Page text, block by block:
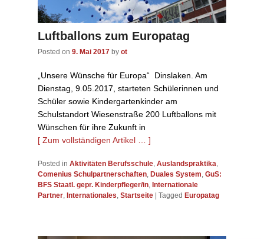
Luftballons zum Europatag
Posted on 9. Mai 2017 by ot
„Unsere Wünsche für Europa“ Dinslaken. Am
Dienstag, 9.05.2017, starteten Schülerinnen und
Schüler sowie Kindergartenkinder am
Schulstandort Wiesenstraße 200 Luftballons mit
Wünschen für ihre Zukunft in
[ Zum vollständigen Artikel … ]
Posted in Aktivitäten Berufsschule, Auslandspraktika,
Comenius Schulpartnerschaften, Duales System, GuS:
BFS Staatl. gepr. Kinderpfleger/in, Internationale
Partner, Internationales, Startseite Tagged Europatag